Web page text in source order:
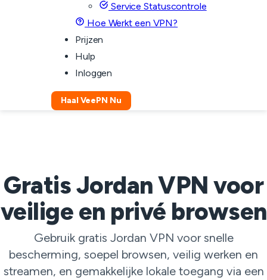
Service Statuscontrole
Hoe Werkt een VPN?
Prijzen
Hulp
Inloggen
Haal VeePN Nu
Gratis Jordan VPN voor
veilige en privé browsen
Gebruik gratis Jordan VPN voor snelle
bescherming, soepel browsen, veilig werken en
streamen, en gemakkelijke lokale toegang via een